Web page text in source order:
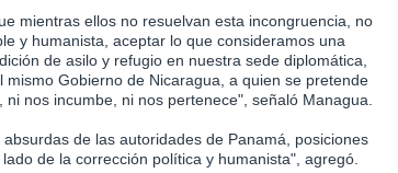
mientras ellos no resuelvan esta incongruencia, no
y humanista, aceptar lo que consideramos una
de asilo y refugio en nuestra sede diplomática,
Gobierno de Nicaragua, a quien se pretende
nos incumbe, ni nos pertenece", señaló Managua.
de las autoridades de Panamá, posiciones
de la corrección política y humanista", agregó.